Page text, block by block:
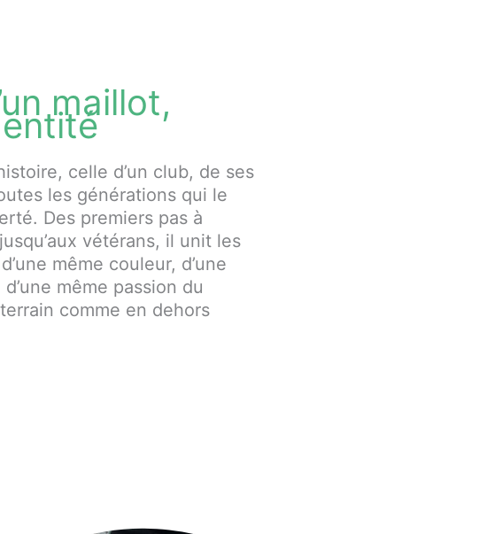
maillot,
celle d’un club, de ses
les générations qui le
Des premiers pas à
vétérans, il unit les
même couleur, d’une
même passion du
comme en dehors